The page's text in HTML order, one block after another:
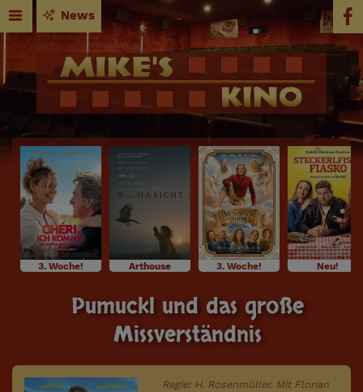
News
3. Woche! Arthouse 3. Woche! Neu!
Pumuckl und das große
Missverständnis
Regie: H. Rosenmüller. Mit Florian